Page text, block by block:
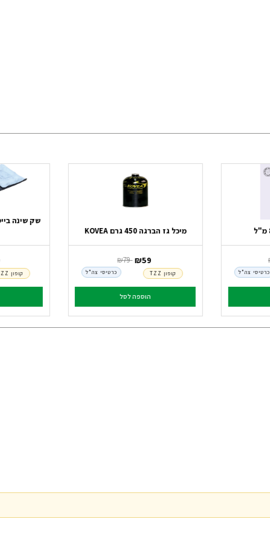
כרטיסי צה"ל
מיכל גז הברגה 450 גרם KOVEA
‏ ₪
79 59
הוספה לסל
כרטיסי צה"ל קופון TZZ קופון TZZ